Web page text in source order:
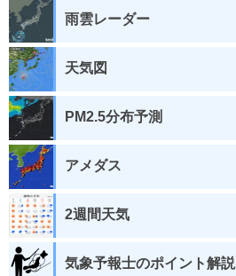
雨雲レーダー
天気図
PM2.5分布予測
アメダス
2週間天気
気象予報士のポイント解説